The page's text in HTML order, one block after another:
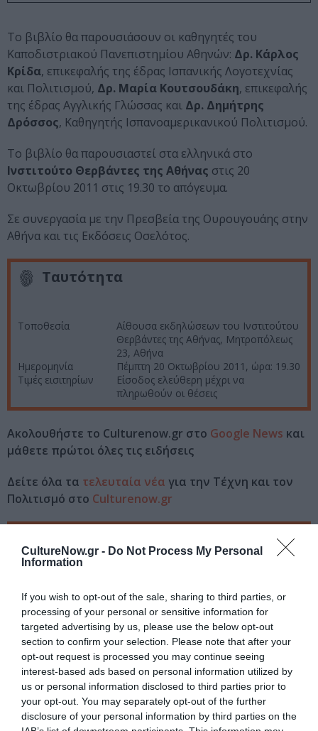
CultureNow.gr - Do Not Process My Personal
Information
If you wish to opt-out of the sale, sharing to third parties, or
processing of your personal or sensitive information for
targeted advertising by us, please use the below opt-out
section to confirm your selection. Please note that after your
opt-out request is processed you may continue seeing
interest-based ads based on personal information utilized by
us or personal information disclosed to third parties prior to
your opt-out. You may separately opt-out of the further
disclosure of your personal information by third parties on the
Το βιβλίο θα παρουσιάσουν οι καθηγητές του
Καποδιστριακού Πανεπιστημίου Αθηνών: Δρ. Κάρλος
Κρίδα, επικεφαλής της έδρας Ισπανικής Λογοτεχνίας
και Πολιτισμού, Δρ. Μαρία Κουτσουδάκη, επικεφαλής
της έδρας Αγγλικής Γλώσσας και Δρ. Δημήτρης
Δρόσσος, Καθηγητής Ισπανοαμερικανικού Πολιτισμού.
Το βιβλίο θα παρουσιαστεί στα ελληνικά στο
Ινστιτούτο Θερβάντες της Αθήνας στις 20
Οκτωβρίου 2011 στις 19.30 το απόγευμα.
Σε συνεργασία με την Πρεσβεία της Ουρουγουάης στην
Αθήνα και τις Εκδόσεις Οσελότος.
Ταυτότητα
Τοποθεσία
Αίθουσα εκδηλώσεων του Ινστιτούτου
Θερβάντες της Αθήνας, Μητροπόλεως
23, Αθήνα
Ημερομηνία
Πέμπτη 20 Οκτωβρίου 2011, ώρα: 19.30
Τιμές εισιτηρίων
Είσοδος ελεύθερη μέχρι να
πληρωθούν οι θέσεις
Ακολουθήστε το Culturenow.gr στο Google News και
μάθετε πρώτοι όλες τις ειδήσεις
Δείτε όλα τα τελευταία νέα για την Τέχνη και τον
Πολιτισμό στο Culturenow.gr
Tags
ΕΚΔΟΣΕΙΣ ΟΣΕΛΟΤΟΣ
Newsletter
Κάθε βδομάδα στο e-mail σας τα τελευταία νέα για
την Τέχνη και τον Πολιτισμό!